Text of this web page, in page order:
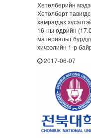
Хөтөлбөрийн
Хөтөлбөрт
хамрагдах
16-ны өдрийн
материалыг
хичээлийн 1-р
2017-06-07